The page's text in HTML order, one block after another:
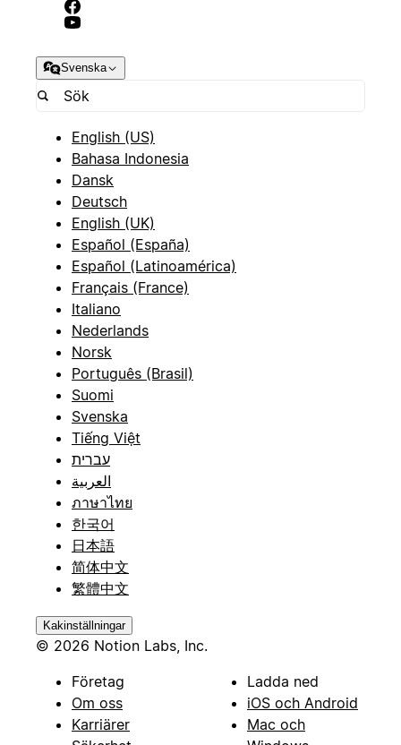
Svenska
English (US)
Bahasa Indonesia
Dansk
Deutsch
English (UK)
Español (España)
Español (Latinoamérica)
Français (France)
Italiano
Nederlands
Norsk
Português (Brasil)
Suomi
Svenska
Tiếng Việt
עברית
العربية
ภาษาไทย
한국어
日本語
简体中文
繁體中文
Kakinställningar
© 2026 Notion Labs, Inc.
Företag
Om oss
Karriärer
Ladda ned
iOS och Android
Mac och